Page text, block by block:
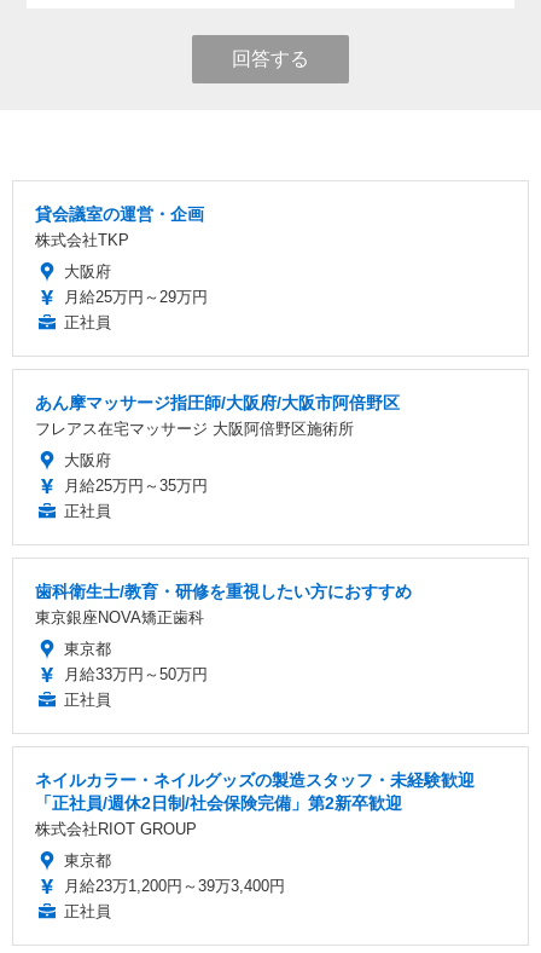
回答する
貸会議室の運営・企画
株式会社TKP
大阪府
月給25万円～29万円
正社員
あん摩マッサージ指圧師/大阪府/大阪市阿倍野区
フレアス在宅マッサージ 大阪阿倍野区施術所
大阪府
月給25万円～35万円
正社員
歯科衛生士/教育・研修を重視したい方におすすめ
東京銀座NOVA矯正歯科
東京都
月給33万円～50万円
正社員
ネイルカラー・ネイルグッズの製造スタッフ・未経験歓迎
「正社員/週休2日制/社会保険完備」第2新卒歓迎
株式会社RIOT GROUP
東京都
月給23万1,200円～39万3,400円
正社員